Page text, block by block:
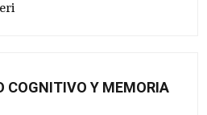
COGNITIVO Y MEMORIA